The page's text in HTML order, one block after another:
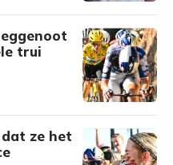
trui
ze het